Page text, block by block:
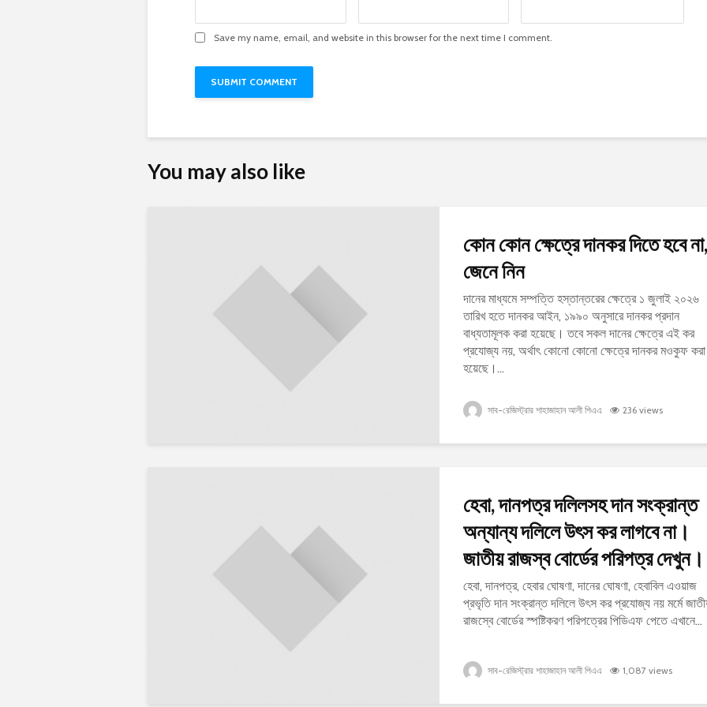
Save my name, email, and website in this browser for the next time I comment.
You may also like
কোন কোন ক্ষেত্রে দানকর দিতে হবে না,
জেনে নিন
দানের মাধ্যমে সম্পত্তি হস্তান্তরের ক্ষেত্রে ১ জুলাই ২০২৬
তারিখ হতে দানকর আইন, ১৯৯০ অনুসারে দানকর প্রদান
বাধ্যতামূলক করা হয়েছে। তবে সকল দানের ক্ষেত্রে এই কর
প্রযোজ্য নয়, অর্থাৎ কোনো কোনো ক্ষেত্রে দানকর মওকুফ করা
হয়েছে।...
সাব-রেজিস্ট্রার শাহাজাহান আলী পিএএ 236 views
হেবা, দানপত্র দলিলসহ দান সংক্রান্ত
অন্যান্য দলিলে উৎস কর লাগবে না।
জাতীয় রাজস্ব বোর্ডের পরিপত্র দেখুন।
হেবা, দানপত্র, হেবার ঘোষণা, দানের ঘোষণা, হেবাবিল এওয়াজ
প্রভৃতি দান সংক্রান্ত দলিলে উৎস কর প্রযোজ্য নয় মর্মে
রাজস্বে বোর্ডের স্পষ্টিকরণ পরিপত্রের পিডিএফ পেতে এখানে...
সাব-রেজিস্ট্রার শাহাজাহান আলী পিএএ 1,087 views